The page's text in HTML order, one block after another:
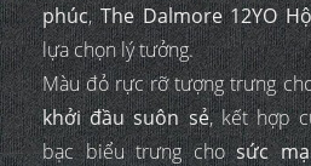
phúc,The Dalmore 12YO
lựa chọn lý tưởng.
Màu đỏ rực rỡ tượng trưng
khởi đầu suôn sẻ, kết hợp
bạc biểu trưng chosức